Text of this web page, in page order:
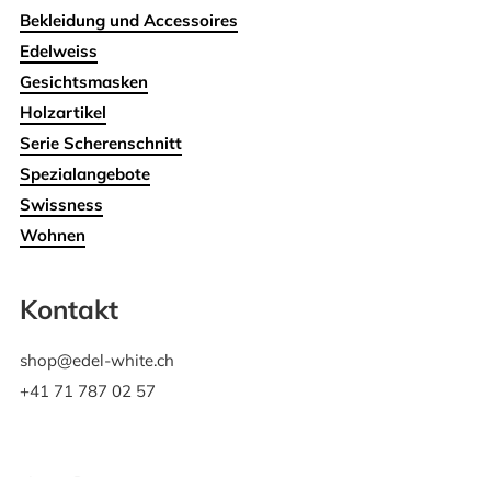
Bekleidung und Accessoires
Edelweiss
Gesichtsmasken
Holzartikel
Serie Scherenschnitt
Spezialangebote
Swissness
Wohnen
Kontakt
shop@edel-white.ch
+41 71 787 02 57